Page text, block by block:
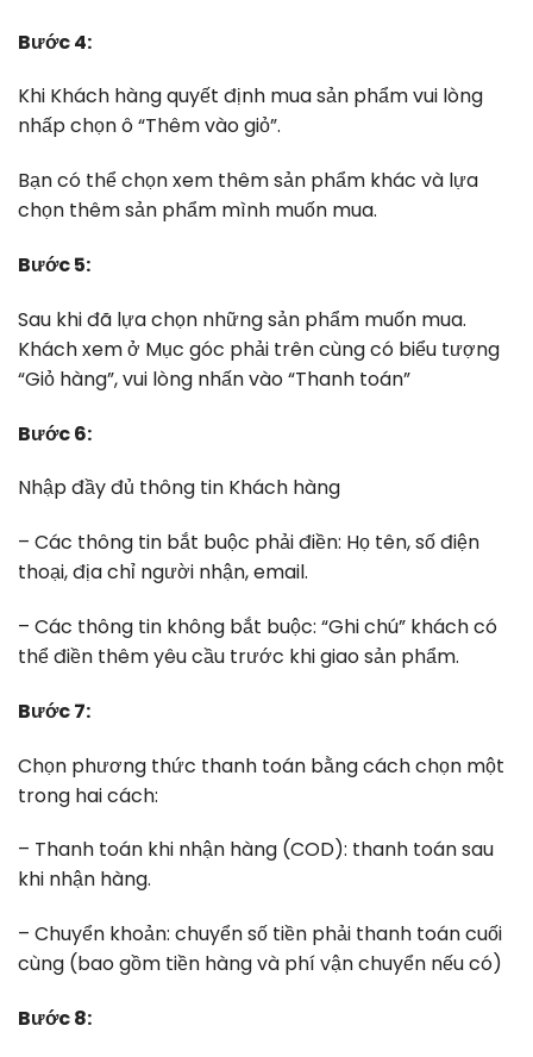
Bước 4:
Khi Khách hàng quyết định mua sản phẩm vui lòng
nhấp chọn ô “Thêm vào giỏ”.
Bạn có thể chọn xem thêm sản phẩm khác và lựa
chọn thêm sản phẩm mình muốn mua.
Bước 5:
Sau khi đã lựa chọn những sản phẩm muốn mua.
Khách xem ở Mục góc phải trên cùng có biểu tượng
“Giỏ hàng”, vui lòng nhấn vào “Thanh toán”
Bước 6:
Nhập đầy đủ thông tin Khách hàng
– Các thông tin bắt buộc phải điền: Họ tên, số điện
thoại, địa chỉ người nhận, email.
– Các thông tin không bắt buộc: “Ghi chú” khách có
thể điền thêm yêu cầu trước khi giao sản phẩm.
Bước 7:
Chọn phương thức thanh toán bằng cách chọn một
trong hai cách:
– Thanh toán khi nhận hàng (COD): thanh toán sau
khi nhận hàng.
– Chuyển khoản: chuyển số tiền phải thanh toán cuối
cùng (bao gồm tiền hàng và phí vận chuyển nếu có)
Bước 8: